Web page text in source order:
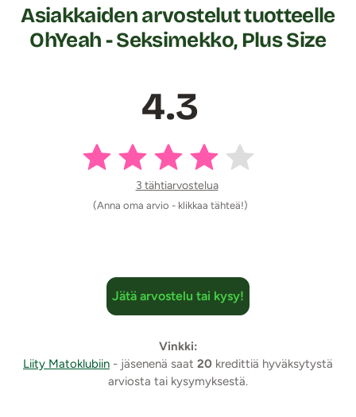
erityistilaisuuksiin!
Pakkaus ei sisällä rintaliivejä eikä alushousuja.
V-mallinen kuviointi antaa vartalolle liikettä ja
Joustava verkkomateriaali istuu kuin toinen iho
Nopeasti kuivuva materiaali ja pieneen tilaan
cm, lantio 102 - 117 cm, paino n. 60 - 90 kg
Käsinpesu 30 asteessa
Ei rumpukuivausta
Ei silitystä
Väri: Puna-musta
Asiakkaiden arvostelut tuotteelle
OhYeah - Seksimekko, Plus Size
4.3
3 tähtiarvostelua
(Anna oma arvio - klikkaa tähteä!)
Jätä arvostelu tai kysy!
Vinkki:
Liity Matoklubiin - jäsenenä saat 20 kredittiä hyväksytystä
arviosta tai kysymyksestä.